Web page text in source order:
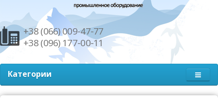
+38 (066) 009-47-77
+38 (096) 177-00-11
Категории